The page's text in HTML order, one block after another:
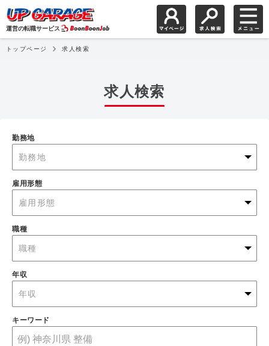
運営の転職サービス
トップページ 求人検索
求人検索
勤務地
勤務地
雇用形態
雇用形態
職種
職種
年収
年収
キーワード